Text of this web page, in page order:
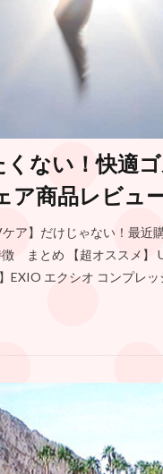
ない！快適
ア商品レビュ
ア】だけじゃない！最近
徴 まとめ 【超オススメ
EXIO エクシオ コンプレ